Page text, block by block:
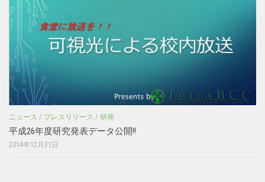
ニュース / プレスリリース / 研発
平成26年度研究発表データ公開!!
2014年12月31日